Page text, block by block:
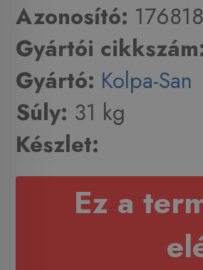
Azonosító: 176818
Gyártói
Gyártó: Kolpa-San
Súly: 31 kg
Készlet:
Ez a